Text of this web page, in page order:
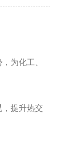
为化工、
提升热交